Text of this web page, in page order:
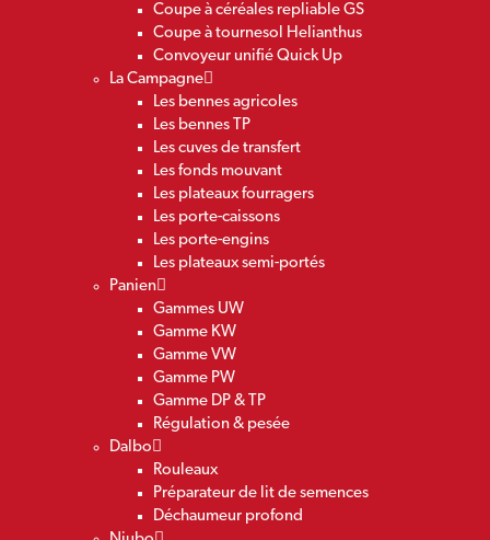
Coupe à céréales repliable GS
Coupe à tournesol Helianthus
Convoyeur unifié Quick Up
La Campagne
Les bennes agricoles
Les bennes TP
Les cuves de transfert
Les fonds mouvant
Les plateaux fourragers
Les porte-caissons
Les porte-engins
Les plateaux semi-portés
Panien
Gammes UW
Gamme KW
Gamme VW
Gamme PW
Gamme DP & TP
Régulation & pesée
Dalbo
Rouleaux
Préparateur de lit de semences
Déchaumeur profond